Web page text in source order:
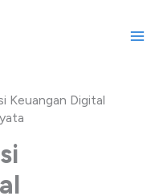
Keuangan Digital